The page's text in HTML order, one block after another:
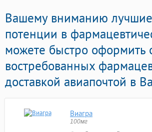
Вашему вниманию
потенции в
можете быстро оформить
востребованных
доставкой авиапочтой в
Виагра
100мг